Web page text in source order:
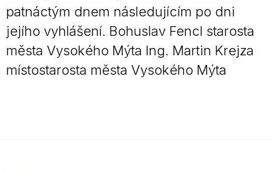
patnáctým dnem následujícím po dni
jejího vyhlášení. Bohuslav Fencl starosta
města Vysokého Mýta Ing. Martin Krejza
místostarosta města Vysokého Mýta